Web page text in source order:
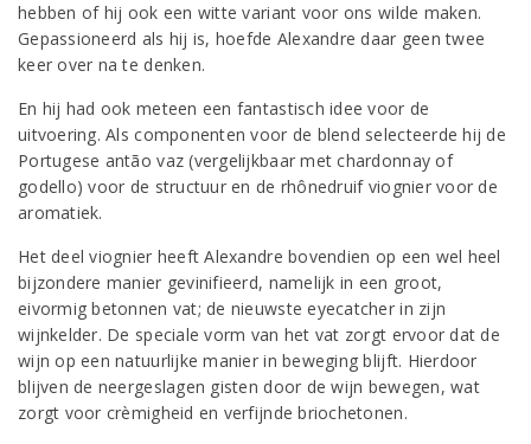
hebben of hij ook een witte variant voor ons wilde maken.
Gepassioneerd als hij is, hoefde Alexandre daar geen twee
keer over na te denken.
En hij had ook meteen een fantastisch idee voor de
uitvoering. Als componenten voor de blend selecteerde hij de
Portugese antão vaz (vergelijkbaar met chardonnay of
godello) voor de structuur en de rhônedruif viognier voor de
aromatiek.
Het deel viognier heeft Alexandre bovendien op een wel heel
bijzondere manier gevinifieerd, namelijk in een groot,
eivormig betonnen vat; de nieuwste eyecatcher in zijn
wijnkelder. De speciale vorm van het vat zorgt ervoor dat de
wijn op een natuurlijke manier in beweging blijft. Hierdoor
blijven de neergeslagen gisten door de wijn bewegen, wat
zorgt voor crèmigheid en verfijnde briochetonen.